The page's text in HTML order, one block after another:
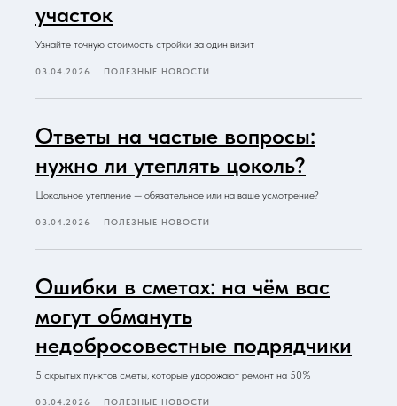
участок
Узнайте точную стоимость стройки за один визит
03.04.2026 ПОЛЕЗНЫЕ НОВОСТИ
Ответы на частые вопросы:
нужно ли утеплять цоколь?
Цокольное утепление — обязательное или на ваше усмотрение?
03.04.2026 ПОЛЕЗНЫЕ НОВОСТИ
Ошибки в сметах: на чём вас
могут обмануть
недобросовестные подрядчики
5 скрытых пунктов сметы, которые удорожают ремонт на 50%
03.04.2026 ПОЛЕЗНЫЕ НОВОСТИ